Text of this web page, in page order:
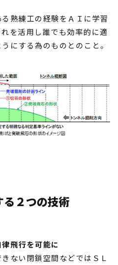
熟練工の経験をＡＩに学習
を活用し誰でも効率的に適
にする為のものとのこと。
る２つの技術
飛行を可能に
ない閉鎖空間などではＳＬ